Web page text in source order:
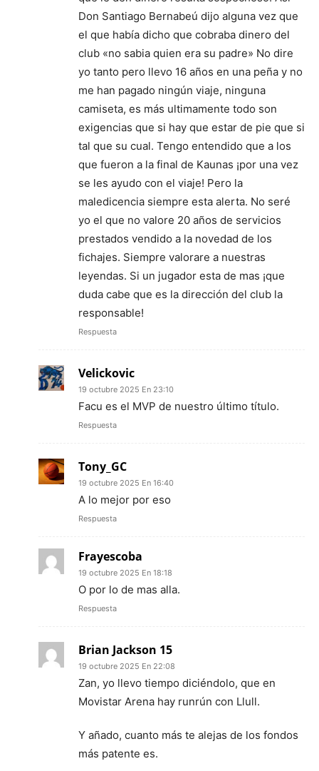
Don Santiago Bernabeú dijo alguna vez que
el que había dicho que cobraba dinero del
club «no sabia quien era su padre» No dire
yo tanto pero llevo 16 años en una peña y no
me han pagado ningún viaje, ninguna
camiseta, es más ultimamente todo son
exigencias que si hay que estar de pie que si
tal que su cual. Tengo entendido que a los
que fueron a la final de Kaunas ¡por una vez
se les ayudo con el viaje! Pero la
maledicencia siempre esta alerta. No seré
yo el que no valore 20 años de servicios
prestados vendido a la novedad de los
fichajes. Siempre valorare a nuestras
leyendas. Si un jugador esta de mas ¡que
duda cabe que es la dirección del club la
responsable!
Respuesta
Velickovic
19 octubre 2025 En 23:10
Facu es el MVP de nuestro último título.
Respuesta
Tony_GC
19 octubre 2025 En 16:40
A lo mejor por eso
Respuesta
Frayescoba
19 octubre 2025 En 18:18
O por lo de mas alla.
Respuesta
Brian Jackson 15
19 octubre 2025 En 22:08
Zan, yo llevo tiempo diciéndolo, que en
Movistar Arena hay runrún con Llull.
Y añado, cuanto más te alejas de los fondos
más patente es.